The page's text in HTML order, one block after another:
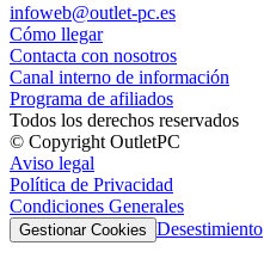
infoweb@outlet-pc.es
Cómo llegar
Contacta con nosotros
Canal interno de información
Programa de afiliados
Todos los derechos reservados
© Copyright OutletPC
Aviso legal
Política de Privacidad
Condiciones Generales
Gestionar Cookies Desestimiento